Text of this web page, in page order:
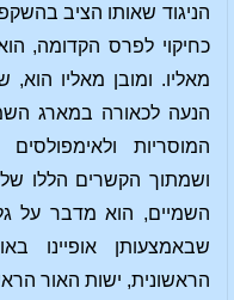
הניגוד שאותו הציב
כחיקוי לפרס הקדומה,
מאליו. ומובן מאליו
הנעה לכאורה במארג
המוסריות
ושמתוך הקשרים הללו
השמיים, הוא מדבר על
שבאמצעותן אופיינו
הראשונית, ישות האור